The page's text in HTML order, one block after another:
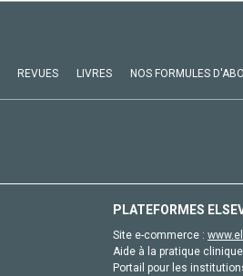
REVUES LIVRES NOS FORMULES
PLATEFORMES
Site e-commerce :
Aide à la pratique
Portail pour les